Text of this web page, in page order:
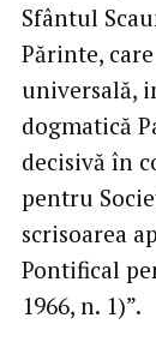
Sfântul
Părinte,
universală,
dogmatică
decisivă în
pentru
scrisoarea
Pontifical
1966, n. 1)”.